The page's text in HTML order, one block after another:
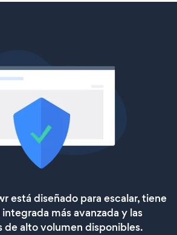
está diseñado para escalar, tiene
más avanzada y las
de alto volumen disponibles.